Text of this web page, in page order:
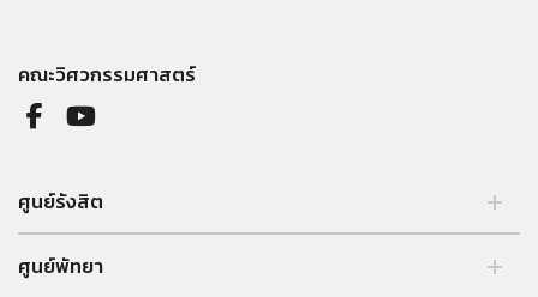
คณะวิศวกรรมศาสตร์
ศูนย์รังสิต
99 หมู่ 18 ถ.พหลโยธิน คลองหลวง รังสิต ปทุมธานี 12121 ประเทศไทย.
Tel. 02 564 3001 -9
ศูนย์พัทยา